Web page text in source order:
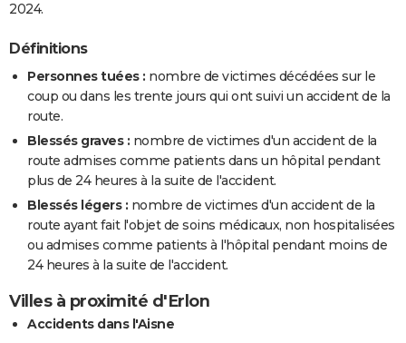
2024.
Définitions
Personnes tuées : nombre de victimes décédées sur le
coup ou dans les trente jours qui ont suivi un accident de la
route.
Blessés graves : nombre de victimes d'un accident de la
route admises comme patients dans un hôpital pendant
plus de 24 heures à la suite de l'accident.
Blessés légers : nombre de victimes d'un accident de la
route ayant fait l'objet de soins médicaux, non hospitalisées
ou admises comme patients à l'hôpital pendant moins de
24 heures à la suite de l'accident.
Villes à proximité d'Erlon
Accidents dans l'Aisne